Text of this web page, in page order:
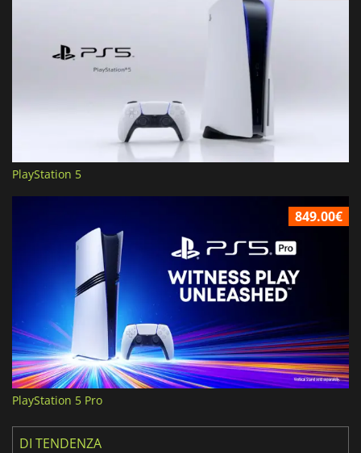
PlayStation 5
849.00€
PlayStation 5 Pro
DI TENDENZA